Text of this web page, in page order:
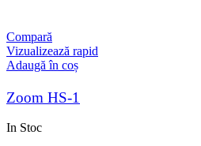
Compară
Vizualizează rapid
Adaugă în coș
Zoom HS-1
In Stoc